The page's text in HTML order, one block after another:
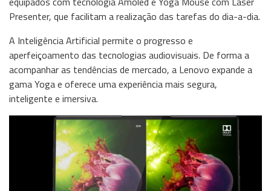
Presenter, que facilitam a realização das tarefas do dia-a-dia.
A Inteligência Artificial permite o progresso e
aperfeiçoamento das tecnologias audiovisuais. De forma a
acompanhar as tendências de mercado, a Lenovo expande a
gama Yoga e oferece uma experiência mais segura,
inteligente e imersiva.